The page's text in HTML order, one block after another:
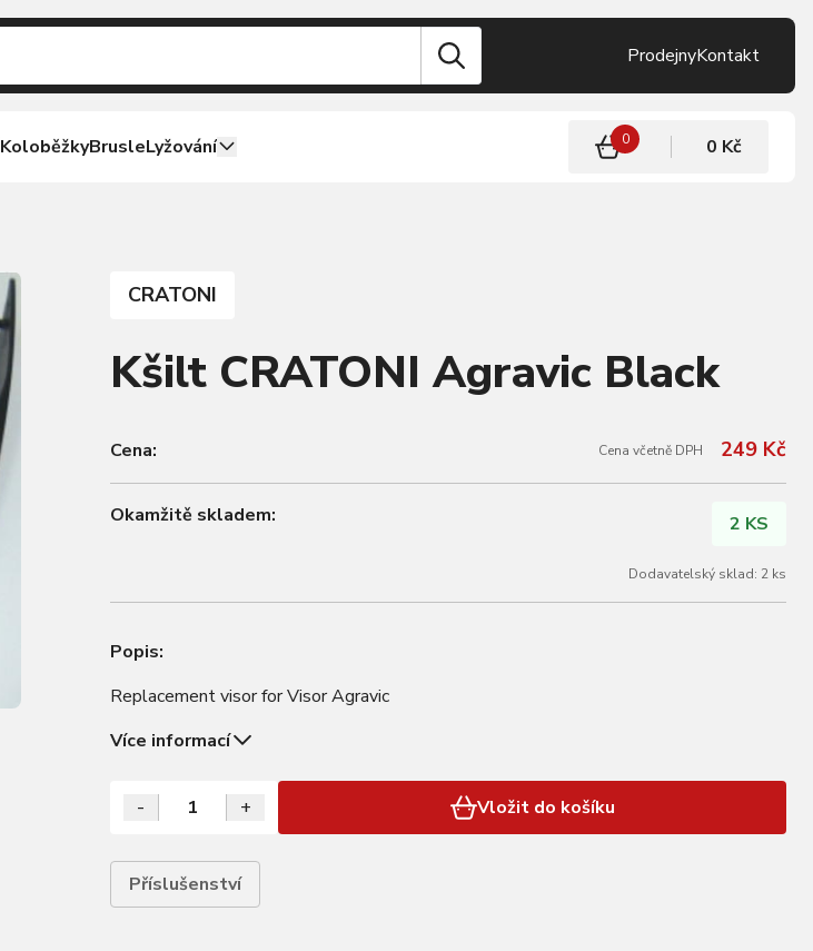
ProdejnyKontakt
KoloběžkyBrusleLyžování 0 0 Kč
CRATONI
Kšilt CRATONI Agravic Black
Cena: Cena včetně DPH 249 Kč
Okamžitě skladem: 2 KS
Dodavatelský sklad: 2 ks
Popis:
Replacement visor for Visor Agravic
Více informací
- + Vložit do košíku
Příslušenství